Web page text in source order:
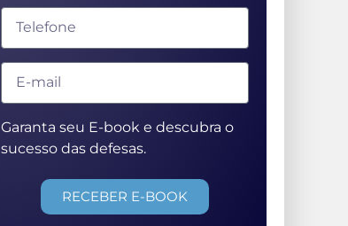
Garanta seu E-book e descubra o
sucesso das defesas.
RECEBER E-BOOK